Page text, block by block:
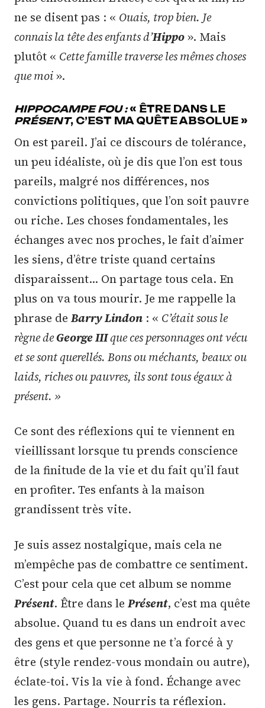
ne se disent pas : « Ouais, trop bien. Je
connais la tête des enfants d’Hippo». Mais
plutôt « Cette famille traverse les mêmes choses
que moi».
HIPPOCAMPE FOU :« ÊTRE DANS LE
PRÉSENT, C’EST MA QUÊTE ABSOLUE »
On est pareil. J’ai ce discours de tolérance,
un peu idéaliste, où je dis que l’on est tous
pareils, malgré nos différences, nos
convictions politiques, que l’on soit pauvre
ou riche. Les choses fondamentales, les
échanges avec nos proches, le fait d’aimer
les siens, d’être triste quand certains
disparaissent… On partage tous cela. En
plus on va tous mourir. Je me rappelle la
phrase de Barry Lindon : « C’était sous le
règne deGeorge IIIque ces personnages ont vécu
et se sont querellés. Bons ou méchants, beaux ou
laids, riches ou pauvres, ils sont tous égaux à
présent. »
Ce sont des réflexions qui te viennent en
vieillissant lorsque tu prends conscience
de la finitude de la vie et du fait qu’il faut
en profiter. Tes enfants à la maison
grandissent très vite.
Je suis assez nostalgique, mais cela ne
m’empêche pas de combattre ce sentiment.
C’est pour cela que cet album se nomme
Présent. Être dans le Présent, c’est ma quête
absolue. Quand tu es dans un endroit avec
des gens et que personne ne t’a forcé à y
être (style rendez-vous mondain ou autre),
éclate-toi. Vis la vie à fond. Échange avec
les gens. Partage. Nourris ta réflexion.